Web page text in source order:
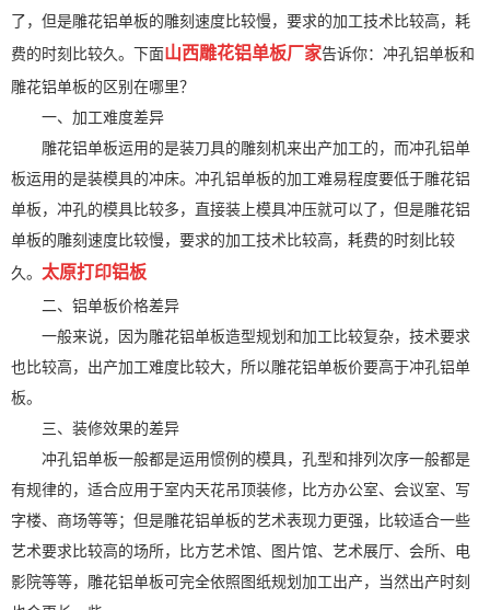
了，但是雕花铝单板的雕刻速度比较慢，要求的加工技术比较高，耗
费的时刻比较久。下面山西雕花铝单板厂家告诉你：冲孔铝单板和
雕花铝单板的区别在哪里？
一、加工难度差异
雕花铝单板运用的是装刀具的雕刻机来出产加工的，而冲孔铝单
板运用的是装模具的冲床。冲孔铝单板的加工难易程度要低于雕花铝
单板，冲孔的模具比较多，直接装上模具冲压就可以了，但是雕花铝
单板的雕刻速度比较慢，要求的加工技术比较高，耗费的时刻比较
久。 太原打印铝板
二、铝单板价格差异
一般来说，因为雕花铝单板造型规划和加工比较复杂，技术要求
也比较高，出产加工难度比较大，所以雕花铝单板价要高于冲孔铝单
板。
三、装修效果的差异
冲孔铝单板一般都是运用惯例的模具，孔型和排列次序一般都是
有规律的，适合应用于室内天花吊顶装修，比方办公室、会议室、写
字楼、商场等等；但是雕花铝单板的艺术表现力更强，比较适合一些
艺术要求比较高的场所，比方艺术馆、图片馆、艺术展厅、会所、电
影院等等，雕花铝单板可完全依照图纸规划加工出产，当然出产时刻